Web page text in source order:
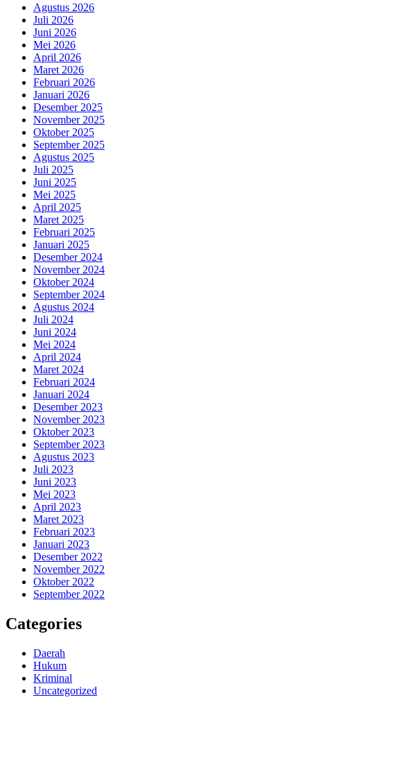
Agustus 2026
Juli 2026
Juni 2026
Mei 2026
April 2026
Maret 2026
Februari 2026
Januari 2026
Desember 2025
November 2025
Oktober 2025
September 2025
Agustus 2025
Juli 2025
Juni 2025
Mei 2025
April 2025
Maret 2025
Februari 2025
Januari 2025
Desember 2024
November 2024
Oktober 2024
September 2024
Agustus 2024
Juli 2024
Juni 2024
Mei 2024
April 2024
Maret 2024
Februari 2024
Januari 2024
Desember 2023
November 2023
Oktober 2023
September 2023
Agustus 2023
Juli 2023
Juni 2023
Mei 2023
April 2023
Maret 2023
Februari 2023
Januari 2023
Desember 2022
November 2022
Oktober 2022
September 2022
Categories
Daerah
Hukum
Kriminal
Uncategorized